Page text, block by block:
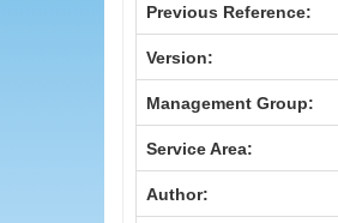
Previous Reference:
Version:
Management Group:
Service Area:
Author: